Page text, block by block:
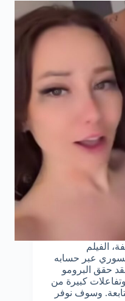
الفيلم
عبر حسابه
حقق البرومو
كبيرة من
وسوف نوفر